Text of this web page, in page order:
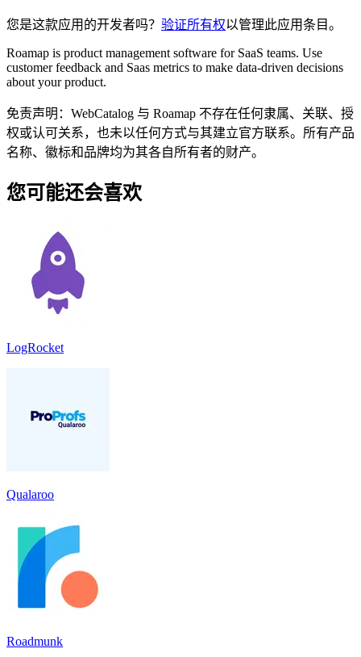
您是这款应用的开发者吗？ 验证所有权以管理此应用条目。
Roamap is product management software for SaaS teams. Use
customer feedback and Saas metrics to make data-driven decisions
about your product.
免责声明：WebCatalog 与 Roamap 不存在任何隶属、关联、授
权或认可关系，也未以任何方式与其建立官方联系。所有产品
名称、徽标和品牌均为其各自所有者的财产。
您可能还会喜欢
LogRocket
Qualaroo
Roadmunk